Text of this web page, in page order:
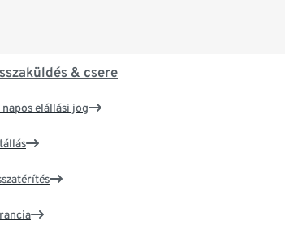
& csere
elállási jog